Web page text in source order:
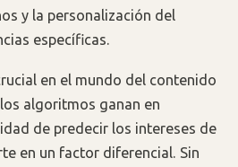
y la personalización del
específicas.
en el mundo del contenido
algoritmos ganan en
de predecir los intereses de
en un factor diferencial. Sin